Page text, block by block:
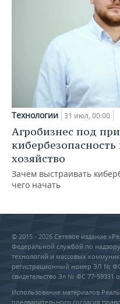
Технологии 31 июл, 00:00
Агробизнес под
хозяйство
Зачем выстраивать
чего начать
© 2015 - 2026 Сетевое издание
Федеральной службой по
технологий и массовых
регистрационный номер ЭЛ № ФС
свидетельство Эл № ФС 77-59331
Использование материалов
предварительного согласия